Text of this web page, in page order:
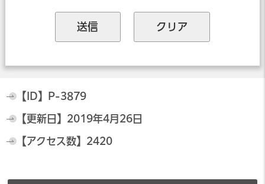
【ID】 P-3879
【更新日】 2019年4月26日
【アクセス数】 2420